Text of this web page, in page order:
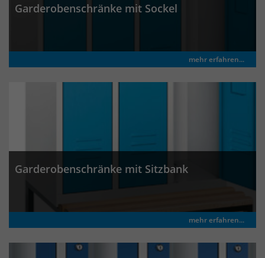
Garderobenschränke mit Sockel
mehr erfahren...
Garderobenschränke mit Sitzbank
mehr erfahren...